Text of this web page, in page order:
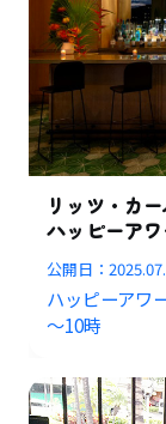
リッツ・カ
ハッピーア
公開日：
ハッピーアワ
～10時